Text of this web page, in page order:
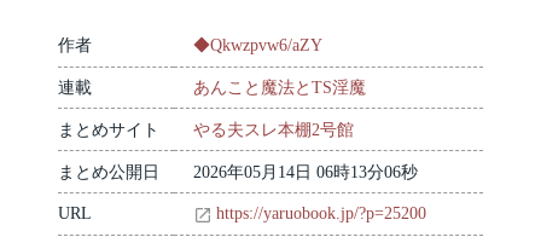
作者 ◆Qkwzpvw6/aZY
連載 あんこと魔法とTS淫魔
まとめサイト やる夫スレ本棚2号館
まとめ公開日 2026年05月14日 06時13分06秒
URL https://yaruobook.jp/?p=25200